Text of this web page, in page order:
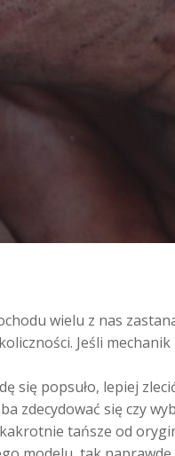
wielu z nas
Jeśli
się popsuło, lepiej
zdecydować się czy
tańsze od